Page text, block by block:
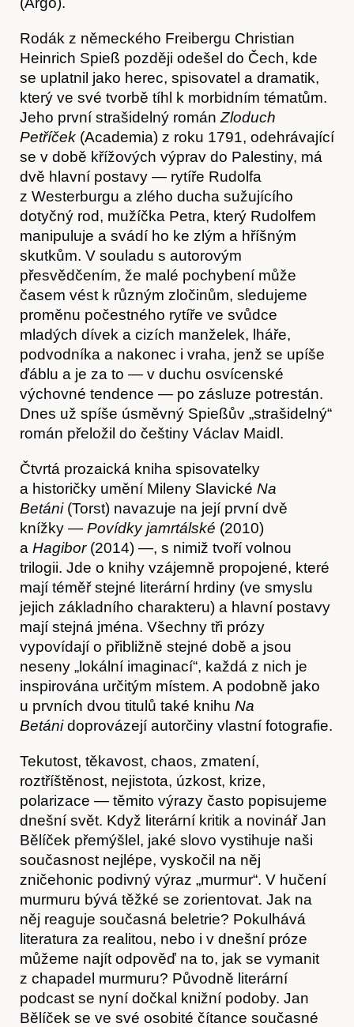
Akce
O nás
Obchod
Kontakt
Rodák z německého Freibergu Christian
Heinrich Spieß později odešel do Čech, kde
se uplatnil jako herec, spisovatel a dramatik,
který ve své tvorbě tíhl k morbidním tématům.
Jeho první strašidelný román Zloduch
Petříček (Academia) z roku 1791, odehrávající
se v době křížových výprav do Palestiny, má
dvě hlavní postavy — rytíře Rudolfa
z Westerburgu a zlého ducha sužujícího
dotyčný rod, mužíčka Petra, který Rudolfem
manipuluje a svádí ho ke zlým a hříšným
skutkům. V souladu s autorovým
přesvědčením, že malé pochybení může
časem vést k různým zločinům, sledujeme
proměnu počestného rytíře ve svůdce
mladých dívek a cizích manželek, lháře,
podvodníka a nakonec i vraha, jenž se upíše
ďáblu a je za to — v duchu osvícenské
výchovné tendence — po zásluze potrestán.
Dnes už spíše úsměvný Spießův „strašidelný“
román přeložil do češtiny Václav Maidl.
Čtvrtá prozaická kniha spisovatelky
a historičky umění Mileny Slavické Na
Betáni(Torst) navazuje na její první dvě
knížky — Povídky jamrtálské (2010)
a Hagibor(2014) —, s nimiž tvoří volnou
trilogii. Jde o knihy vzájemně propojené, které
mají téměř stejné literární hrdiny (ve smyslu
jejich základního charakteru) a hlavní postavy
mají stejná jména. Všechny tři prózy
vypovídají o přibližně stejné době a jsou
neseny „lokální imaginací“, každá z nich je
inspirována určitým místem. A podobně jako
u prvních dvou titulů také knihu Na
Betánidoprovázejí autorčiny vlastní fotografie.
Tekutost, těkavost, chaos, zmatení,
roztříštěnost, nejistota, úzkost, krize,
polarizace — těmito výrazy často popisujeme
dnešní svět. Když literární kritik a novinář Jan
Bělíček přemýšlel, jaké slovo vystihuje naši
současnost nejlépe, vyskočil na něj
zničehonic podivný výraz „murmur“. V hučení
murmuru bývá těžké se zorientovat. Jak na
něj reaguje současná beletrie? Pokulhává
literatura za realitou, nebo i v dnešní próze
můžeme najít odpověď na to, jak se vymanit
z chapadel murmuru? Původně literární
podcast se nyní dočkal knižní podoby. Jan
Bělíček se ve své osobité čítance současné